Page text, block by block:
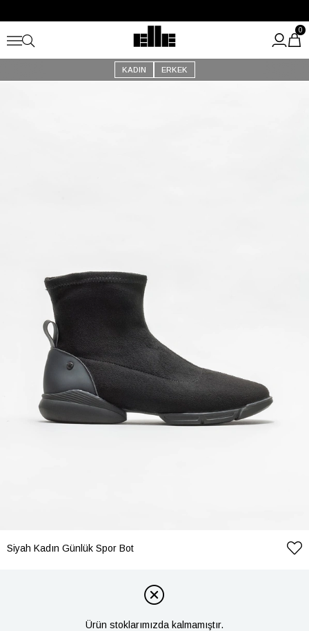
Kargo Ücretsiz!
KADIN ERKEK
0
Siyah Kadın Günlük Spor Bot
Ürün stoklarımızda kalmamıştır.